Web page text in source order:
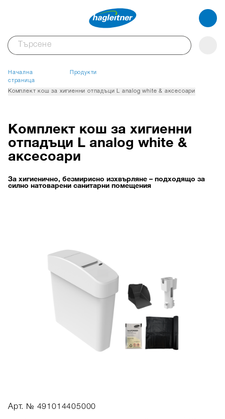
Начална
страница
Продукти
Комплект кош за хигиенни отпадъци L analog white & аксесоари
Комплект кош за хигиенни
отпадъци L analog white &
аксесоари
За хигиенично, безмирисно изхвърляне – подходящо за
силно натоварени санитарни помещения
Арт. № 491014405000